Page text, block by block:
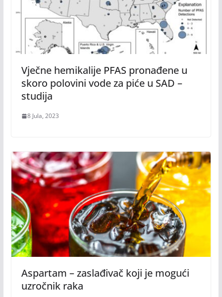
Vječne hemikalije PFAS pronađene u
skoro polovini vode za piće u SAD –
studija
8 Jula, 2023
Aspartam – zaslađivač koji je mogući
uzročnik raka